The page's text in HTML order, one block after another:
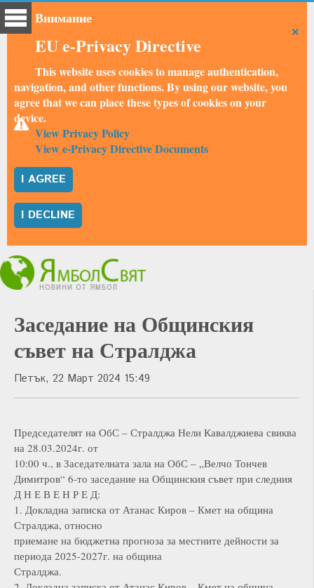
×
Внимание
EU e-Privacy Directive
This website uses cookies to manage authentication,
navigation, and other functions. By using our website, you
agree that we can place these types of cookies on your
device.
View Privacy Policy
View e-Privacy Directive Documents
I AGREE
I DECLINE
Заседание на Общинския
съвет на Стралджа
Петък, 22 Март 2024 15:49
Председателят на ОбС – Стралджа Нели Кавалджиева свиква
на 28.03.2024г. от
10:00 ч., в Заседателната зала на ОбС – „Велчо Тончев
Димитров“ 6-то заседание на Общинския съвет при следния
Д Н Е В Е Н Р Е Д:
1. Докладна записка от Атанас Киров – Кмет на община
Стралджа, относно
приемане на бюджетна прогноза за местните дейности за
периода 2025-2027г. на община
Стралджа.